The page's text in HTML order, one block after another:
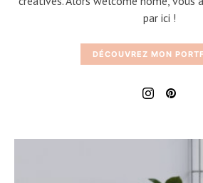
par ici !
DÉCOUVREZ MON